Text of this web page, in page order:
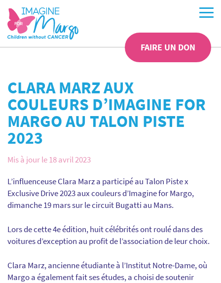
FAIRE UN DON
CLARA MARZ AUX
COULEURS D’IMAGINE FOR
MARGO AU TALON PISTE
2023
Mis à jour le 18 avril 2023
L’influenceuse Clara Marz a participé au Talon Piste x
Exclusive Drive 2023 aux couleurs d’Imagine for Margo,
dimanche 19 mars sur le circuit Bugatti au Mans.
Lors de cette 4e édition, huit célébrités ont roulé dans des
voitures d’exception au profit de l’association de leur choix.
Clara Marz, ancienne étudiante à l’Institut Notre-Dame, où
Margo a également fait ses études, a choisi de soutenir